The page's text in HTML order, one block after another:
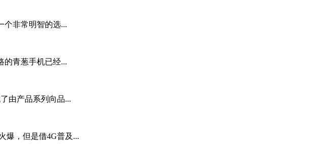
个非常明智的选...
的青葱手机已经...
由产品系列向品...
爆，但是借4G普及...